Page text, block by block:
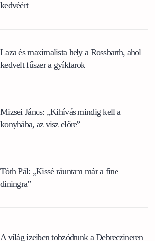
kedvéért
Laza és maximalista hely a Rossbarth, ahol
kedvelt fűszer a gyíkfarok
Mizsei János: „Kihívás mindig kell a
konyhába, az visz előre”
Tóth Pál: „Kissé ráuntam már a fine
diningra”
A világ ízeiben tobzódtunk a Debreczineren